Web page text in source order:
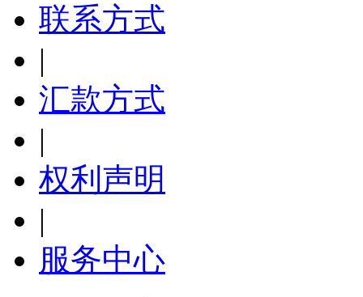
联系方式
|
汇款方式
|
权利声明
|
服务中心